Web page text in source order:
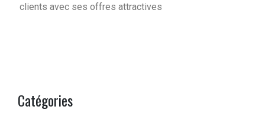
clients avec ses offres attractives
Catégories